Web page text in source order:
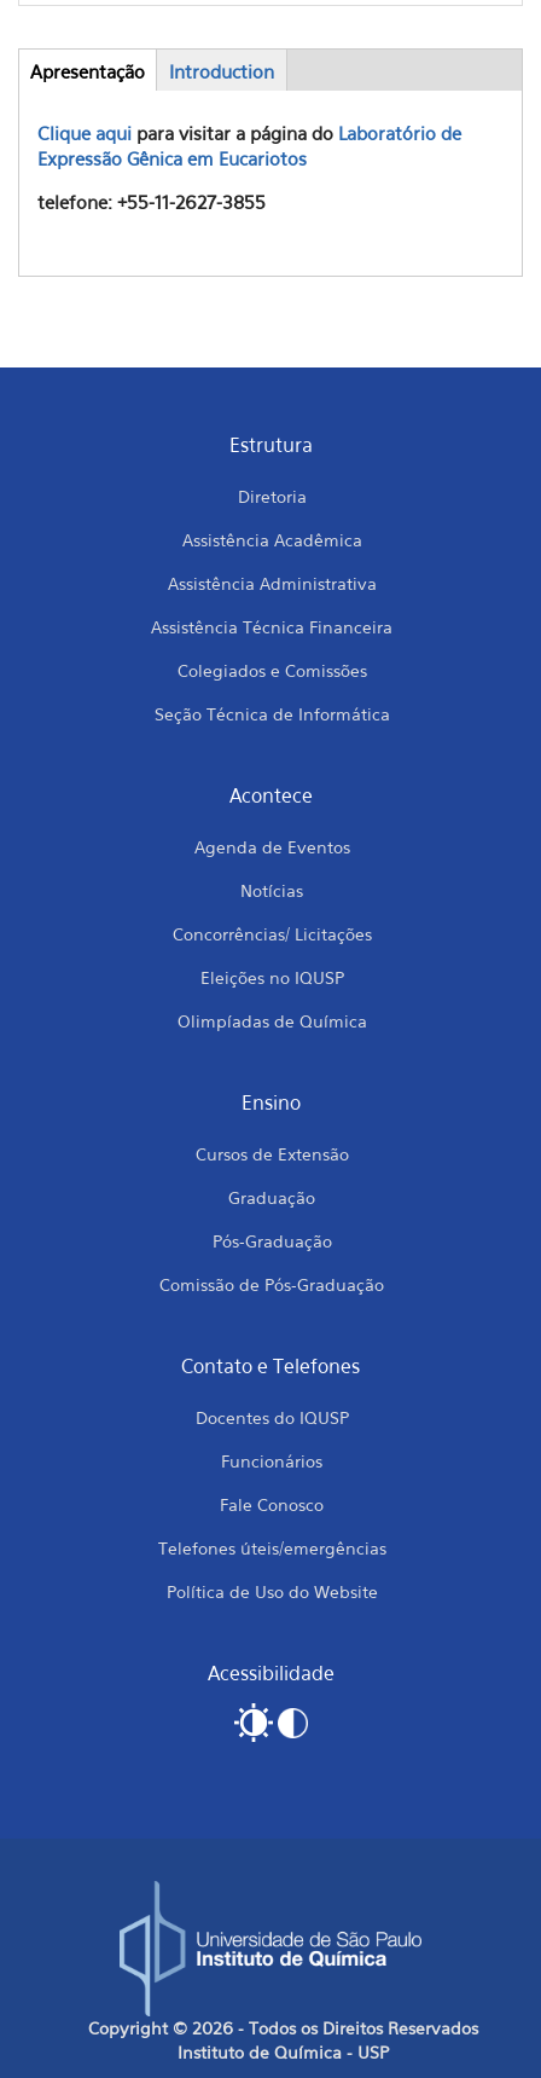
Abas
Apresentação (aba
ativa)
Introduction
Clique aqui para visitar a página do Laboratório de
Expressão Gênica em Eucariotos
telefone: +55-11-2627-3855
Estrutura
Diretoria
Assistência Acadêmica
Assistência Administrativa
Assistência Técnica Financeira
Colegiados e Comissões
Seção Técnica de Informática
Acontece
Agenda de Eventos
Notícias
Concorrências/ Licitações
Eleições no IQUSP
Olimpíadas de Química
Ensino
Cursos de Extensão
Graduação
Pós-Graduação
Comissão de Pós-Graduação
Contato e Telefones
Docentes do IQUSP
Funcionários
Fale Conosco
Telefones úteis/emergências
Política de Uso do Website
Acessibilidade
Copyright © 2026 - Todos os Direitos Reservados
Instituto de Química - USP